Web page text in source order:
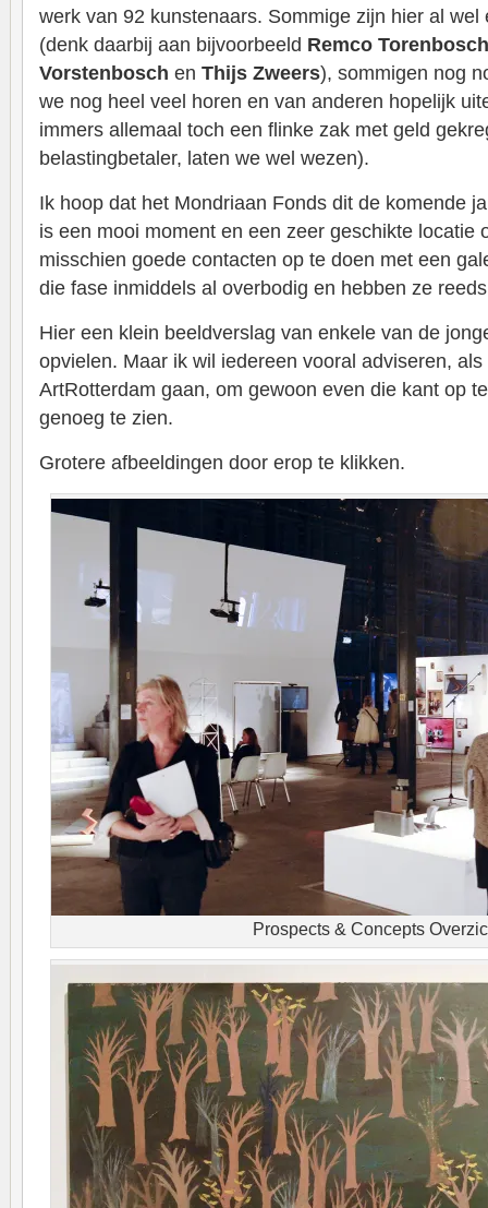
werk van 92 kunstenaars. Sommige zijn hier al wel
(denk daarbij aan bijvoorbeeld Remco
Vorstenbosch en Thijs Zweers), sommigen nog
we nog heel veel horen en van anderen hopelijk
immers allemaal toch een flinke zak met geld
belastingbetaler, laten we wel wezen).
Ik hoop dat het Mondriaan Fonds dit de komende
is een mooi moment en een zeer geschikte locatie
misschien goede contacten op te doen met een
die fase inmiddels al overbodig en hebben ze
Hier een klein beeldverslag van enkele van de
opvielen. Maar ik wil iedereen vooral adviseren,
ArtRotterdam gaan, om gewoon even die kant op
genoeg te zien.
Grotere afbeeldingen door erop te klikken.
Prospects & Concepts